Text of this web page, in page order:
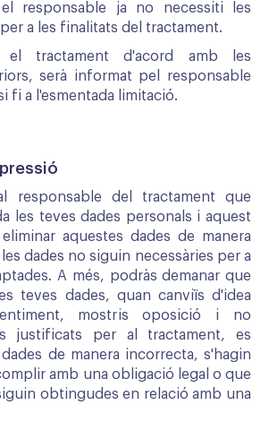
responsable ja no necessiti les
a les finalitats del tractament.
tractament d'acord amb les
serà informat pel responsable
fi a l'esmentada limitació.
responsable del tractament que
les teves dades personals i aquest
aquestes dades de manera
dades no siguin necessàries per a
A més, podràs demanar que
teves dades, quan canviïs d'idea
mostris oposició i no
justificats per al tractament, es
de manera incorrecta, s'hagin
amb una obligació legal o que
obtingudes en relació amb una